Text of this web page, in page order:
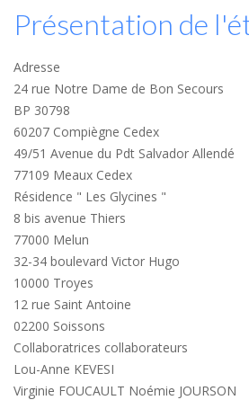
Présentation de
Adresse
24 rue Notre Dame de Bon Secours
BP 30798
60207 Compiègne Cedex
49/51 Avenue du Pdt Salvador Allendé
77109 Meaux Cedex
Résidence " Les Glycines "
8 bis avenue Thiers
77000 Melun
32-34 boulevard Victor Hugo
10000 Troyes
12 rue Saint Antoine
02200 Soissons
Collaboratrices collaborateurs
Lou-Anne KEVESI
Virginie FOUCAULT Noémie JOURSON